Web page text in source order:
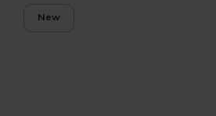
New